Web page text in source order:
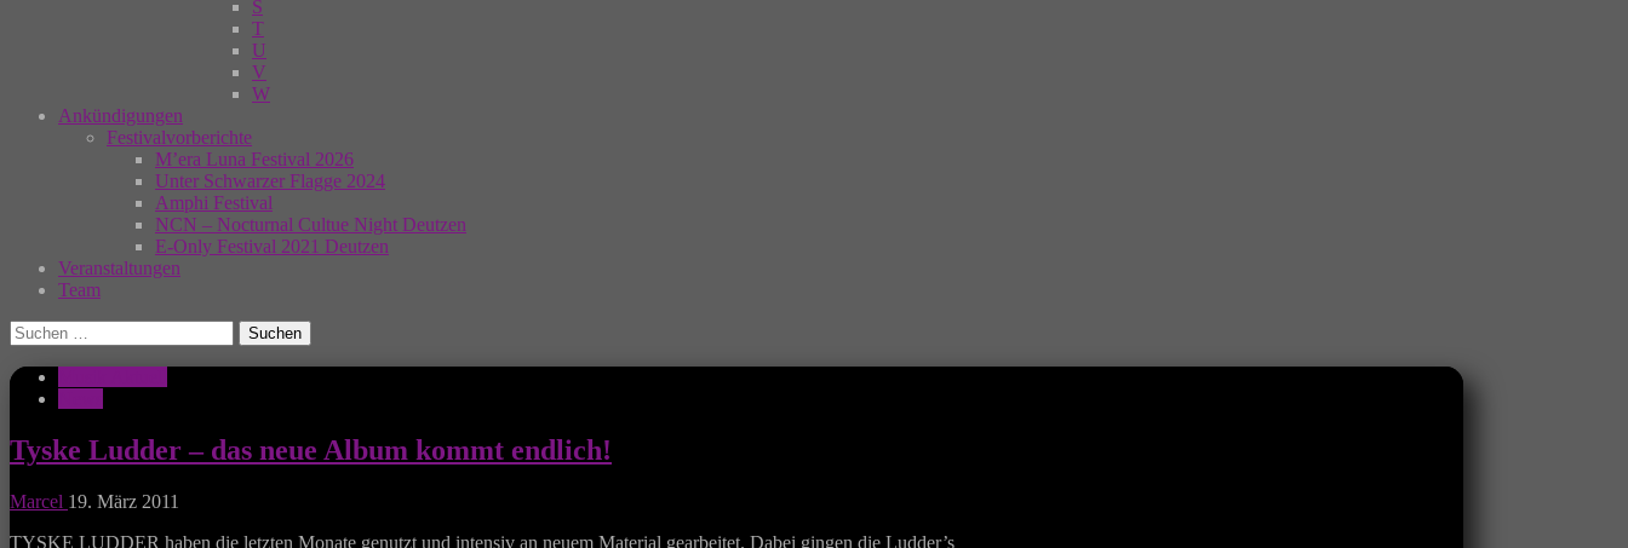
S
T
U
V
W
Ankündigungen
Festivalvorberichte
M’era Luna Festival 2026
Unter Schwarzer Flagge 2024
Amphi Festival
NCN – Nocturnal Cultue Night Deutzen
E-Only Festival 2021 Deutzen
Veranstaltungen
Team
Suchen
nach:
Tyske Ludder – das neue Album kommt endlich!
Marcel 19. März 2011
TYSKE LUDDER haben die letzten Monate genutzt und intensiv an neuem Material gearbeitet. Dabei gingen die Ludder’s